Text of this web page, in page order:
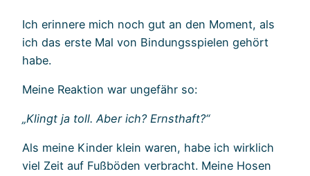
Ich erinnere mich noch gut an den Moment, als
ich das erste Mal von Bindungsspielen gehört
habe.
Meine Reaktion war ungefähr so:
„Klingt ja toll. Aber ich? Ernsthaft?“
Als meine Kinder klein waren, habe ich wirklich
viel Zeit auf Fußböden verbracht. Meine Hosen